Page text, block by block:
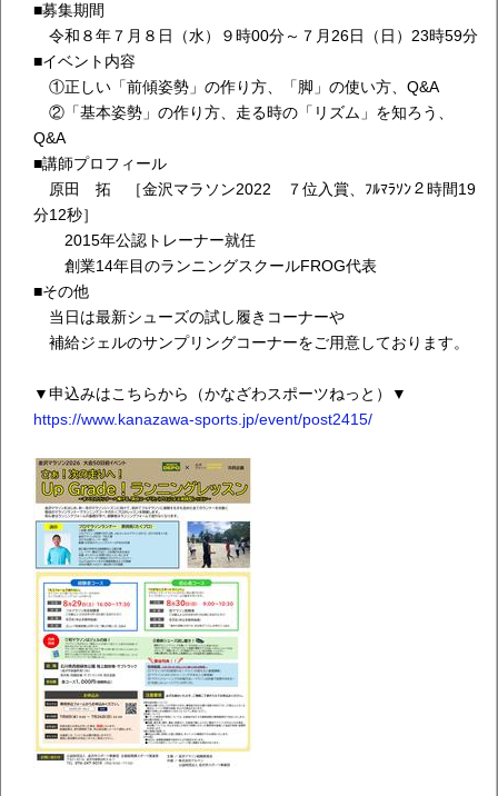
■募集期間
令和８年７月８日（水）９時00分～７月26日（日）23時59分
■イベント内容
①正しい「前傾姿勢」の作り方、「脚」の使い方、Q&A
②「基本姿勢」の作り方、走る時の「リズム」を知ろう、
Q&A
■講師プロフィール
原田 拓 ［金沢マラソン2022 ７位入賞、ﾌﾙﾏﾗｿﾝ２時間19
分12秒］
2015年公認トレーナー就任
創業14年目のランニングスクールFROG代表
■その他
当日は最新シューズの試し履きコーナーや
補給ジェルのサンプリングコーナーをご用意しております。
▼申込みはこちらから（かなざわスポーツねっと）▼
https://www.kanazawa-sports.jp/event/post2415/